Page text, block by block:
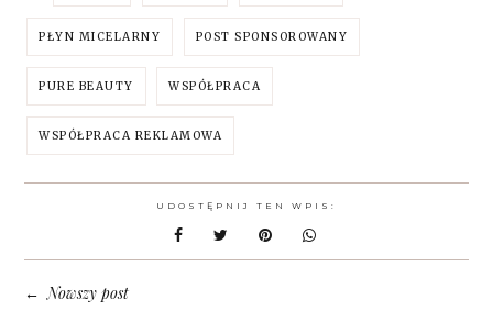
PŁYN MICELARNY POST SPONSOROWANY
PURE BEAUTY WSPÓŁPRACA
WSPÓŁPRACA REKLAMOWA
UDOSTĘPNIJ TEN WPIS:
←Nowszy post